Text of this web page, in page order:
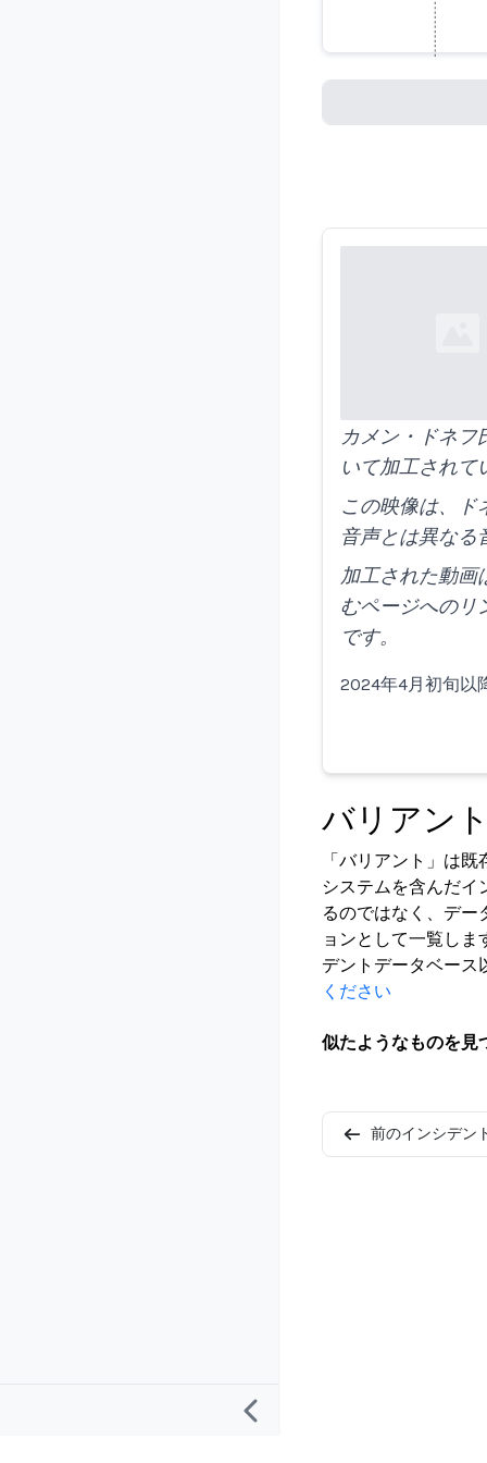
人工知
カメン・ドネフ
いて加工されて
この映像は、ド
音声とは異なる
加工された動画
むページへのリ
です。
2024年4月初旬以
バリアント
「バリアント」は
システムを含んだイ
るのではなく、デー
ョンとして一覧し
デントデータベース
ください
似たようなものを見
前のインシデン